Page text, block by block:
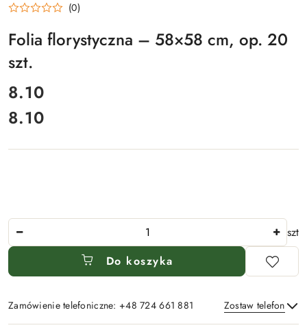
(0)
Folia florystyczna – 58×58 cm, op. 20
szt.
cena:
8.10
Cena:
8.10
szt
Do koszyka
Zamówienie telefoniczne: +48 724 661 881 Zostaw telefon